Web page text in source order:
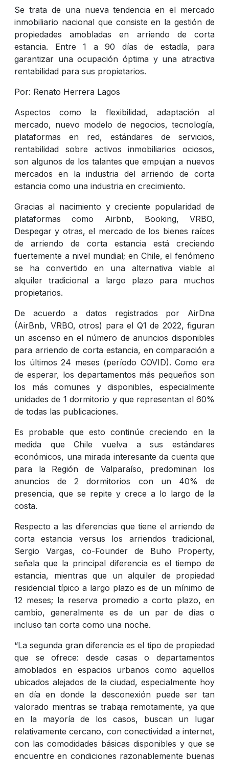
Se trata de una nueva tendencia en el mercado
inmobiliario nacional que consiste en la gestión de
propiedades amobladas en arriendo de corta
estancia. Entre 1 a 90 días de estadía, para
garantizar una ocupación óptima y una atractiva
rentabilidad para sus propietarios.
Por: Renato Herrera Lagos
Aspectos como la flexibilidad, adaptación al
mercado, nuevo modelo de negocios, tecnología,
plataformas en red, estándares de servicios,
rentabilidad sobre activos inmobiliarios ociosos,
son algunos de los talantes que empujan a nuevos
mercados en la industria del arriendo de corta
estancia como una industria en crecimiento.
Gracias al nacimiento y creciente popularidad de
plataformas como Airbnb, Booking, VRBO,
Despegar y otras, el mercado de los bienes raíces
de arriendo de corta estancia está creciendo
fuertemente a nivel mundial; en Chile, el fenómeno
se ha convertido en una alternativa viable al
alquiler tradicional a largo plazo para muchos
propietarios.
De acuerdo a datos registrados por AirDna
(AirBnb, VRBO, otros) para el Q1 de 2022, figuran
un ascenso en el número de anuncios disponibles
para arriendo de corta estancia, en comparación a
los últimos 24 meses (período COVID). Como era
de esperar, los departamentos más pequeños son
los más comunes y disponibles, especialmente
unidades de 1 dormitorio y que representan el 60%
de todas las publicaciones.
Es probable que esto continúe creciendo en la
medida que Chile vuelva a sus estándares
económicos, una mirada interesante da cuenta que
para la Región de Valparaíso, predominan los
anuncios de 2 dormitorios con un 40% de
presencia, que se repite y crece a lo largo de la
costa.
Respecto a las diferencias que tiene el arriendo de
corta estancia versus los arriendos tradicional,
Sergio Vargas, co-Founder de Buho Property,
señala que la principal diferencia es el tiempo de
estancia, mientras que un alquiler de propiedad
residencial típico a largo plazo es de un mínimo de
12 meses; la reserva promedio a corto plazo, en
cambio, generalmente es de un par de días o
incluso tan corta como una noche.
“La segunda gran diferencia es el tipo de propiedad
que se ofrece: desde casas o departamentos
amoblados en espacios urbanos como aquellos
ubicados alejados de la ciudad, especialmente hoy
en día en donde la desconexión puede ser tan
valorado mientras se trabaja remotamente, ya que
en la mayoría de los casos, buscan un lugar
relativamente cercano, con conectividad a internet,
con las comodidades básicas disponibles y que se
encuentre en condiciones razonablemente buenas